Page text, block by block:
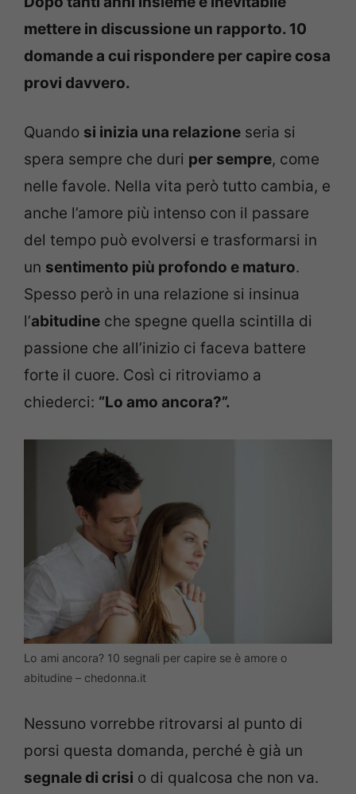
mettere in discussione un rapporto. 10
domande a cui rispondere per capire cosa
provi davvero.
Quando si inizia una relazione seria si
spera sempre che duri per sempre, come
nelle favole. Nella vita però tutto cambia, e
anche l’amore più intenso con il passare
del tempo può evolversi e trasformarsi in
un sentimento più profondo e maturo.
Spesso però in una relazione si insinua
l’abitudine che spegne quella scintilla di
passione che all’inizio ci faceva battere
forte il cuore. Così ci ritroviamo a
chiederci: “Lo amo ancora?”.
Lo ami ancora? 10 segnali per capire se è amore o
abitudine – chedonna.it
Nessuno vorrebbe ritrovarsi al punto di
porsi questa domanda, perché è già un
segnale di crisi o di qualcosa che non va.